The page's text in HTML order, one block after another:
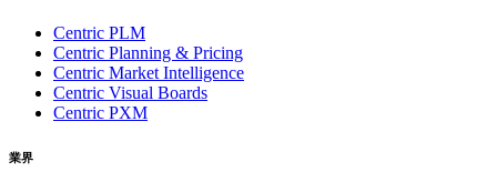
Centric PLM
Centric Planning & Pricing
Centric Market Intelligence
Centric Visual Boards
Centric PXM
業界